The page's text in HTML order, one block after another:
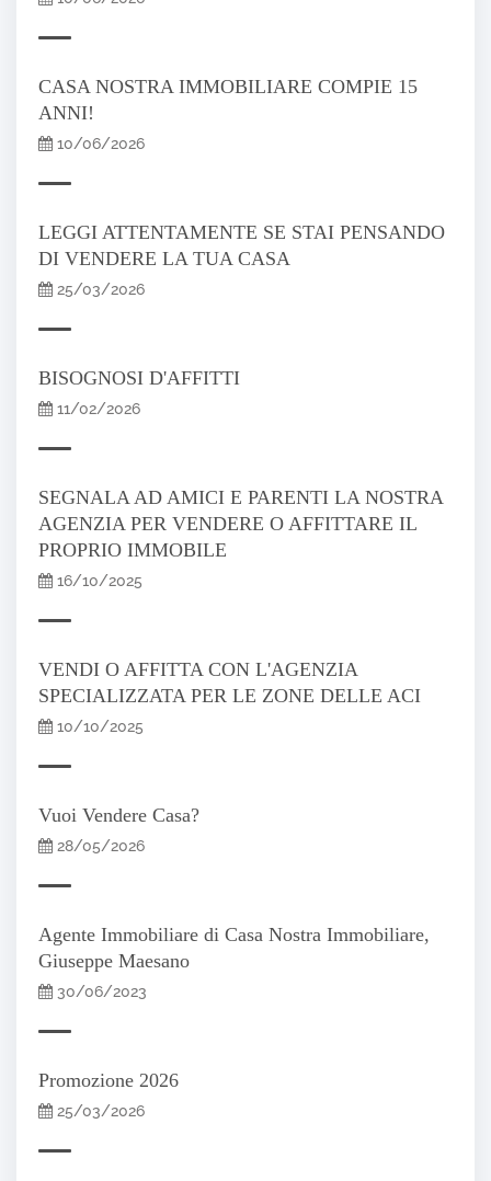
CASA NOSTRA IMMOBILIARE COMPIE 15
ANNI!
10/06/2026
LEGGI ATTENTAMENTE SE STAI PENSANDO
DI VENDERE LA TUA CASA
25/03/2026
BISOGNOSI D'AFFITTI
11/02/2026
SEGNALA AD AMICI E PARENTI LA NOSTRA
AGENZIA PER VENDERE O AFFITTARE IL
PROPRIO IMMOBILE
16/10/2025
VENDI O AFFITTA CON L'AGENZIA
SPECIALIZZATA PER LE ZONE DELLE ACI
10/10/2025
Vuoi Vendere Casa?
28/05/2026
Agente Immobiliare di Casa Nostra Immobiliare,
Giuseppe Maesano
30/06/2023
Promozione 2026
25/03/2026